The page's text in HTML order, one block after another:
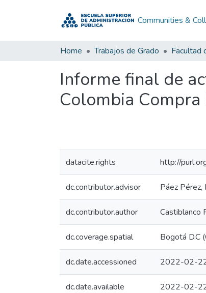
Communities &
Home Trabajos de Grado Facultad
Informe final de
Colombia
datacite.rights http://
dc.contributor.advisor Páez
dc.contributor.author Castiblanco
dc.coverage.spatial Bogotá D.C
dc.date.accessioned 2022-02-
dc.date.available 2022-02-